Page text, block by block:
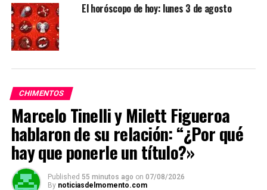
El horóscopo de hoy: lunes 3 de agosto
CHIMENTOS
Marcelo Tinelli y Milett Figueroa
hablaron de su relación: “¿Por qué
hay que ponerle un título?»
Published 55 minutos ago on 07/08/2026
By noticiasdelmomento.com